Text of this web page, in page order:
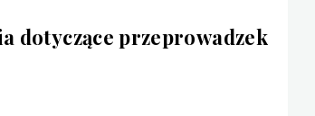
dotyczące przeprowadzek